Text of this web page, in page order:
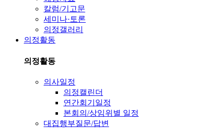
칼럼/기고문
세미나·토론
의정갤러리
의정활동
의정활동
의사일정
의정캘린더
연간회기일정
본회의/상임위별 일정
대집행부질문/답변